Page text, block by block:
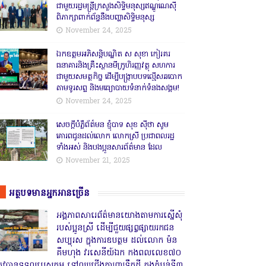
ជាមួយរដ្ឋមន្ត្រីក្រសួងសិទ្ធិមនុស្សឥណ្ឌូណេស៊ី
ពិភាក្សាពាក់ព័ន្ធនឹងបញ្ហាសិទ្ធិមនុស្ស
November 24, 2025
ឯកឧត្តមអភិសន្តិបណ្ឌិត ស សុខា កៀរគរ
ធនាគារនិងគ្រឹះស្ថានមីក្រូហិរញ្ញវត្ថុ សហការ
ជាមួយសមត្ថកិច្ច ដើម្បីបង្ក្រាបបទល្មើសឆបោក
តាមទូរសព្ទ និងមធ្យោបាយទំនាក់ទំនងសង្គម!
November 24, 2025
សេចក្តីបំភ្លឺព័ត៌មន ខ្ញុំបាទ សុខ សុីថា សូម
គោរពជូនដល់លោក លោកស្រី ប្រជាពលរដ្ឋ
ទាំងអស់ និងបងប្អូនសារព័ត៌មាន ដែល
November 21, 2025
អត្ថបទមានអ្នកអានច្រើន
អង្គភាពសារេព័ត៌មានយោងតាមការស្នើសុំ
របស់ប្អូនស្រី ដើម្បីជួយផ្សព្វផ្សាយរកជន
សប្បុរស ក្នុងការឧបត្ថម ដល់លោក ម៉ន
គឹមហុង វរសេនីយ៍ឯក កងពលលេខ៧០